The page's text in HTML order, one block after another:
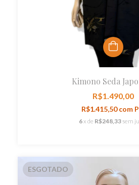
Kimono Seda
R$1.490,00
R$1.415,50com
6x de R$248,33 sem
ESGOTADO